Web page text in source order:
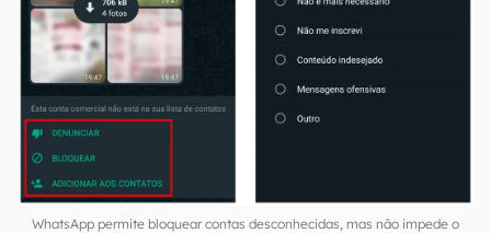
WhatsApp permite bloquear contas desconhecidas, mas não impede o